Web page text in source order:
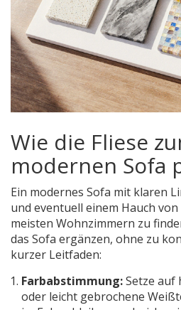
Wie die Fliese
modernen Sofa
Ein modernes Sofa mit klaren
und eventuell einem Hauch von
meisten Wohnzimmern zu
das Sofa ergänzen, ohne zu
kurzer Leitfaden:
Farbabstimmung:Setze auf
oder leicht gebrochene